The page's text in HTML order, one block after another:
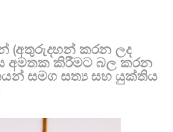
(අතුරුදහන් කරන ලද
අමතක කිරීමට බල කරන
සමග සත්‍ය සහ යුක්තිය